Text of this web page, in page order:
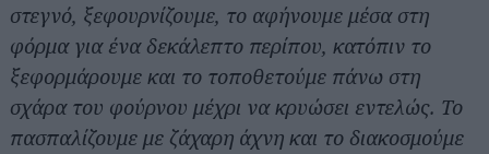
στεγνό, ξεφουρνίζουμε, το αφήνουμε μέσα στη
φόρμα για ένα δεκάλεπτο περίπου, κατόπιν το
ξεφορμάρουμε και το τοποθετούμε πάνω στη
σχάρα του φούρνου μέχρι να κρυώσει εντελώς. Το
πασπαλίζουμε με ζάχαρη άχνη και το διακοσμούμε